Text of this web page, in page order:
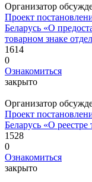
Организатор
Проект
Беларусь «О
товарном знаке
1614
0
Ознакомиться
закрыто
Организатор
Проект
Беларусь «О реестре
1528
0
Ознакомиться
закрыто